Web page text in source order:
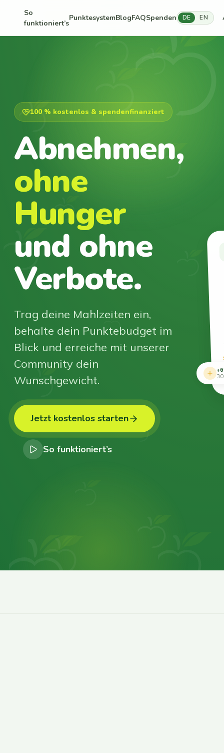
So
funktioniert’s
PunktesystemBlogFAQSpenden DE EN
100 % kostenlos & spendenfinanziert
Abnehmen,
ohne
Hunger
und ohne
Verbote.
Trag deine Mahlzeiten ein,
behalte dein Punktebudget im
Blick und erreiche mit unserer
Community dein
Wunschgewicht.
Jetzt kostenlos starten
So funktioniert’s